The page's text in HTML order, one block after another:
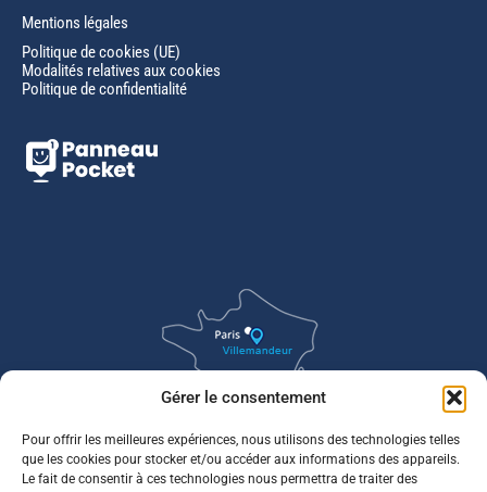
Gérer le consentement
Pour offrir les meilleures expériences, nous utilisons des technologies telles
que les cookies pour stocker et/ou accéder aux informations des appareils.
Le fait de consentir à ces technologies nous permettra de traiter des
Mentions légales
Politique de cookies (UE)
Modalités relatives aux cookies
Politique de confidentialité